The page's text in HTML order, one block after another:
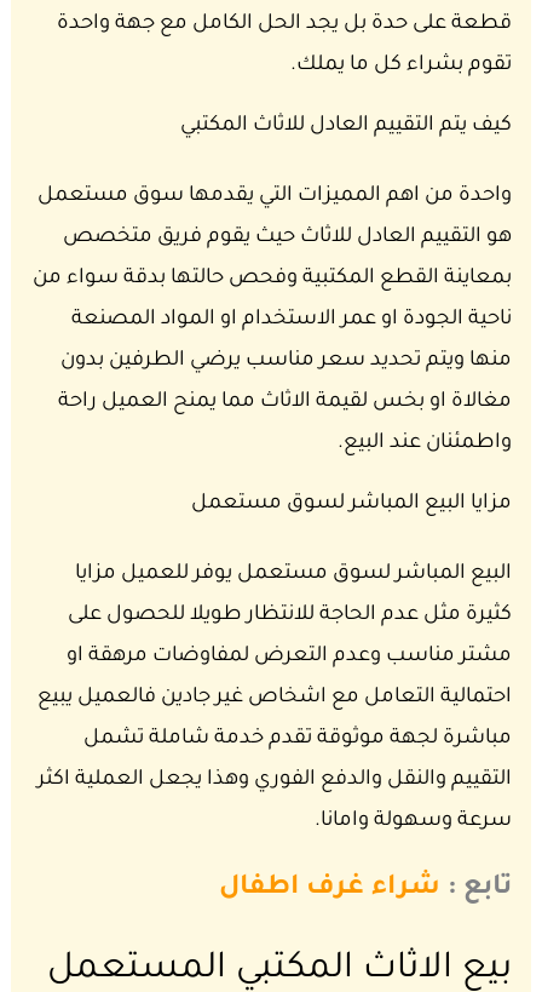
قطعة على حدة بل يجد الحل الكامل مع جهة واحدة
تقوم بشراء كل ما يملك.
كيف يتم التقييم العادل للاثاث المكتبي
واحدة من اهم المميزات التي يقدمها سوق مستعمل
هو التقييم العادل للاثاث حيث يقوم فريق متخصص
بمعاينة القطع المكتبية وفحص حالتها بدقة سواء من
ناحية الجودة او عمر الاستخدام او المواد المصنعة
منها ويتم تحديد سعر مناسب يرضي الطرفين بدون
مغالاة او بخس لقيمة الاثاث مما يمنح العميل راحة
واطمئنان عند البيع.
مزايا البيع المباشر لسوق مستعمل
البيع المباشر لسوق مستعمل يوفر للعميل مزايا
كثيرة مثل عدم الحاجة للانتظار طويلا للحصول على
مشتر مناسب وعدم التعرض لمفاوضات مرهقة او
احتمالية التعامل مع اشخاص غير جادين فالعميل يبيع
مباشرة لجهة موثوقة تقدم خدمة شاملة تشمل
التقييم والنقل والدفع الفوري وهذا يجعل العملية اكثر
سرعة وسهولة وامانا.
تابع : شراء غرف اطفال
بيع الاثاث المكتبي المستعمل